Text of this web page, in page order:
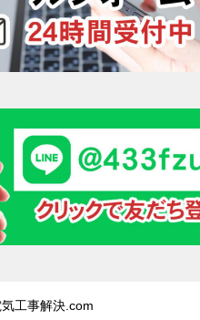
工事解決.com